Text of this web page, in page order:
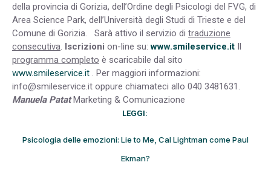
della provincia di Gorizia, dell’Ordine degli Psicologi del FVG, di
Area Science Park, dell’Università degli Studi di Trieste e del
Comune di Gorizia. Sarà attivo il servizio di traduzione
consecutiva. Iscrizioni on-line su: www.smileservice.it
programma completo è scaricabile dal sito
www.smileservice.it . Per maggiori informazioni:
info@smileservice.it oppure chiamateci allo 040 3481631.
Manuela PatatMarketing & Comunicazione
LEGGI:
Psicologia delle emozioni: Lie to Me, Cal Lightman come Paul
Ekman?